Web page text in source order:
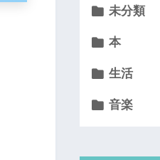
未分類
本
生活
音楽